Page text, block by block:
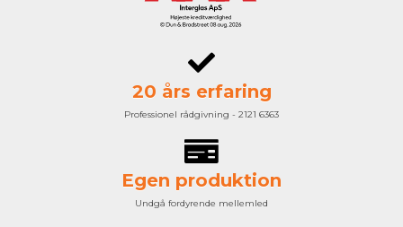
20 års erfaring
Professionel rådgivning - 2121 6363
Egen produktion
Undgå fordyrende mellemled